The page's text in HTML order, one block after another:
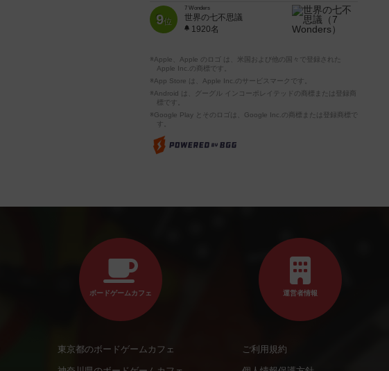
9位
7 Wonders
世界の七不思議
1920名
※Apple、Apple のロゴ は、米国および他の国々で登録された
Apple Inc.の商標です。
※App Store は、Apple Inc.のサービスマークです。
※Android は、グーグル インコーポレイテッドの商標または登録商
標です。
※Google Play とそのロゴは、Google Inc.の商標または登録商標で
す。
ボードゲームカフェ
東京都のボードゲームカフェ
運営者情報
ご利用規約